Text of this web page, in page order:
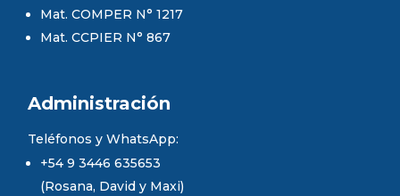
Mat. COMPER N° 1217
Mat. CCPIER N° 867
Administración
Teléfonos y WhatsApp:
+54 9 3446 635653
(Rosana, David y Maxi)